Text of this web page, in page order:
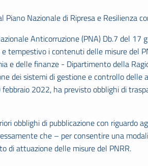
Nazionale di Ripresa e Resilienza
Anticorruzione (PNA) Db.7 del
tempestivo i contenuti delle misure del
e delle finanze - Dipartimento della
dei sistemi di gestione e controllo
2022, ha previsto obblighi di
obblighi di pubblicazione con riguardo
che – per consentire una
di attuazione delle misure del PNRR.